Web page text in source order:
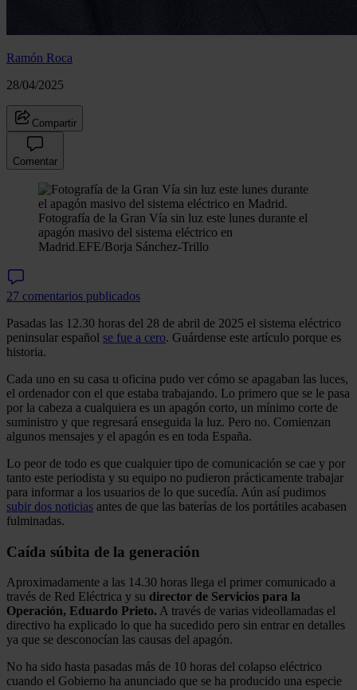
Ramón Roca
28/04/2025
Compartir
Comentar
Fotografía de la Gran Vía sin luz este lunes durante el
apagón masivo del sistema eléctrico en
Madrid.EFE/Borja Sánchez-Trillo
27 comentarios publicados
Pasadas las 12.30 horas del 28 de abril de 2025 el sistema eléctrico
peninsular español se fue a cero. Guárdense este artículo porque es
historia.
Cada uno en su casa u oficina pudo ver cómo se apagaban las luces,
el ordenador con el que estaba trabajando. Lo primero que se le pasa
por la cabeza a cualquiera es un apagón corto, un mínimo corte de
suministro y que regresará enseguida la luz. Pero no. Comienzan
algunos mensajes y el apagón es en toda España.
Lo peor de todo es que cualquier tipo de comunicación se cae y por
tanto este periodista y su equipo no pudieron prácticamente trabajar
para informar a los usuarios de lo que sucedía. Aún así pudimos
subir dos noticias antes de que las baterías de los portátiles acabasen
fulminadas.
Caída súbita de la generación
Aproximadamente a las 14.30 horas llega el primer comunicado a
través de Red Eléctrica y su director de Servicios para la
Operación, Eduardo Prieto. A través de varias videollamadas el
directivo ha explicado lo que ha sucedido pero sin entrar en detalles
ya que se desconocían las causas del apagón.
No ha sido hasta pasadas más de 10 horas del colapso eléctrico
cuando el Gobierno ha anunciado que se ha producido una especie